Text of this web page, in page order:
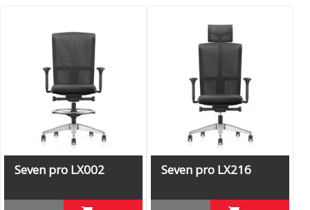
Seven pro LX002 Seven pro LX216